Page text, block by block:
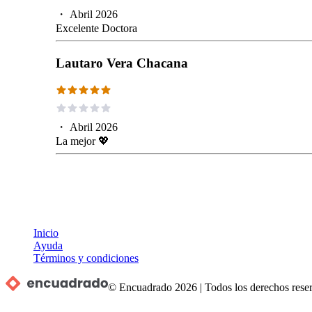
・ Abril 2026
Excelente Doctora
Lautaro Vera Chacana
・ Abril 2026
La mejor 💖
Inicio
Ayuda
Términos y condiciones
© Encuadrado 2026 |Todos los derechos